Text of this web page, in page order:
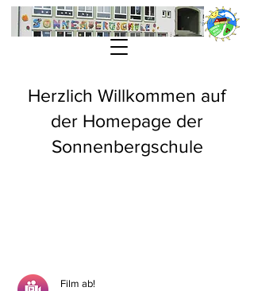
Herzlich Willkommen auf
der Homepage der
Sonnenbergschule
Film ab!